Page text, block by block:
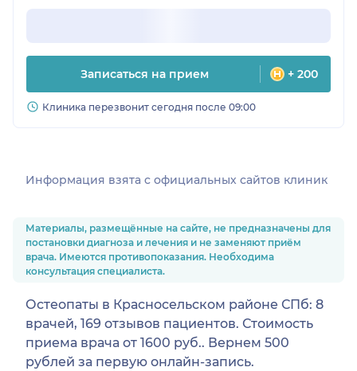
Записаться на прием + 200
Клиника перезвонит сегодня после 09:00
Информация взята c официальных сайтов клиник
Материалы, размещённые на сайте, не предназначены для
постановки диагноза и лечения и не заменяют приём
врача. Имеются противопоказания. Необходима
консультация специалиста.
Остеопаты в Красносельском районе СПб: 8
врачей, 169 отзывов пациентов. Стоимость
приема врача от 1600 руб.. Вернем 500
рублей за первую онлайн-запись.